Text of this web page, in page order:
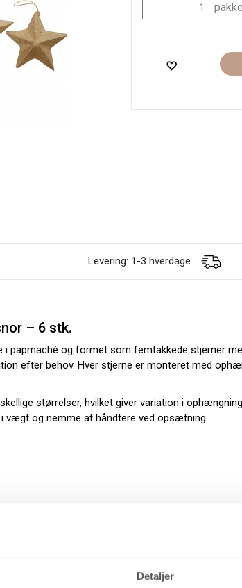
Detaljer
Levering: 1-3 hverdage
– 6 stk.
i papmaché og formet som femtakkede stjerner
efter behov. Hver stjerne er monteret med
størrelser, hvilket giver variation i
vægt og nemme at håndtere ved opsætning.